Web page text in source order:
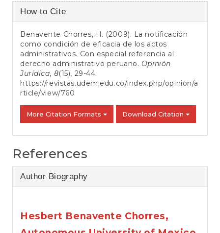
Article
Details
How to Cite
Benavente Chorres, H. (2009). La notificación
como condición de eficacia de los actos
administrativos. Con especial referencia al
derecho administrativo peruano. Opinión
Jurídica, 8(15), 29-44.
https://revistas.udem.edu.co/index.php/opinion/a
rticle/view/760
More Citation Formats Download Citation
References
Author Biography
Hesbert Benavente Chorres,